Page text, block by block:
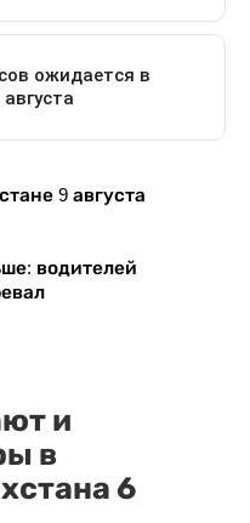
9 августа
водителей
и
в
6